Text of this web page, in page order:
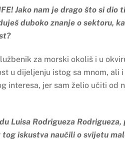
Jako nam je drago što si
duboko znanje o sektoru,
za morski okoliš i u
u dijeljenju istog sa mnom,
interesa, jer sam želio učiti
Luisa Rodrigueza
iskustva naučili o svijetu